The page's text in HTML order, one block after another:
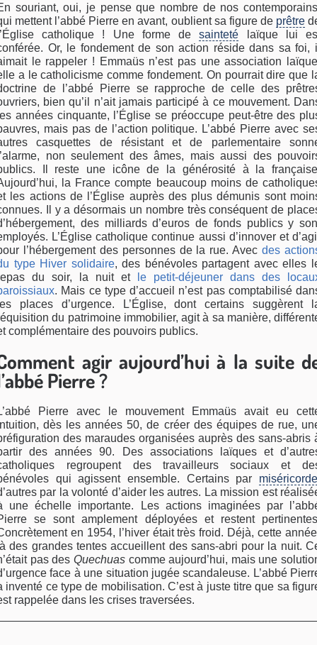
souriant, oui, je pense que nombre de nos
mettent l’abbé Pierre en avant, oublient sa figure de prêtre
catholique ! Une forme desainteté laïque lui
Or, le fondement de son action réside dans sa foi,
le rappeler ! Emmaüs n’est pas une association
a le catholicisme comme fondement. On pourrait dire que
de l’abbé Pierre se rapproche de celle des
bien qu’il n’ait jamais participé à ce mouvement.
années cinquante, l’Église se préoccupe peut-être des
mais pas de l’action politique. L’abbé Pierre avec
casquettes de résistant et de parlementaire
non seulement des âmes, mais aussi des
Il reste une icône de la générosité à la
la France compte beaucoup moins de
les actions de l’Église auprès des plus démunis sont
Il y a désormais un nombre très conséquent de
des milliards d’euros de fonds publics y
L’Église catholique continue aussi d’innover et
l’hébergement des personnes de la rue. Avecdes
type Hiver solidaire, des bénévoles partagent avec elles
du soir, la nuit et
le petit-déjeuner dans des
. Mais ce type d’accueil n’est pas comptabilisé
places d’urgence. L’Église, dont certains suggèrent
du patrimoine immobilier, agit à sa manière,
complémentaire des pouvoirs publics.
agir aujourd’hui à la suite
Pierre ?
Pierre avec le mouvement Emmaüs avait eu
dès les années 50, de créer des équipes de rue,
des maraudes organisées auprès des sans-abris
des années 90. Des associations laïques et
regroupent des travailleurs sociaux et
qui agissent ensemble. Certains par miséricorde
par la volonté d’aider les autres. La mission est
une échelle importante. Les actions imaginées par
se sont amplement déployées et restent
en 1954, l’hiver était très froid. Déjà, cette
des grandes tentes accueillent des sans-abri pour la nuit.
pas des Quechuascomme aujourd’hui, mais une
face à une situation jugée scandaleuse. L’abbé
inventé ce type de mobilisation. C’est à juste titre que sa
rappelée dans les crises traversées.